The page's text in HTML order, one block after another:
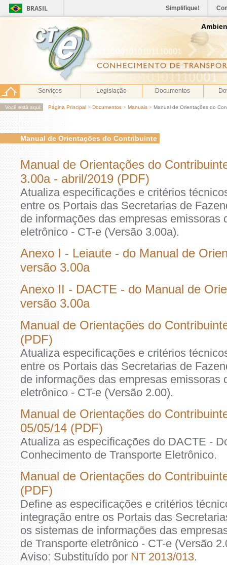
BRASIL Simplifique!
Serviços Legislação Documentos
Você está aqui: Página Principal > Documentos > Manuais > Manual de Orientações do
Manual de Orientações do Contribuinte
Manual de Orientações do
3.00a - abril/2019 (PDF)
Atualiza especificações e critérios
entre os Portais das Secretarias de
de informações das empresas emissoras
eletrônico - CT-e (Versão 3.00a).
Anexo I - Leiaute - do Manual de
versão 3.00a
Anexo II - DACTE - do Manual de
versão 3.00a
Manual de Orientações do
(PDF)
Atualiza especificações e critérios
entre os Portais das Secretarias de
de informações das empresas emissoras
eletrônico - CT-e (Versão 2.00).
Manual de Orientações do
05/05/14 (PDF)
Atualiza as especificações do DACTE -
Conhecimento de Transporte Eletrônico.
Manual de Orientações do
(PDF)
Define as especificações e critérios
integração entre os Portais das
os sistemas de informações das
de Transporte eletrônico - CT-e (Versão
Aviso: Substituído por NT 2013/013.